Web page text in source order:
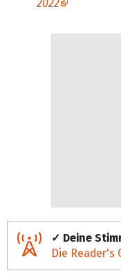
2022
✓ Deine
Die Reader's